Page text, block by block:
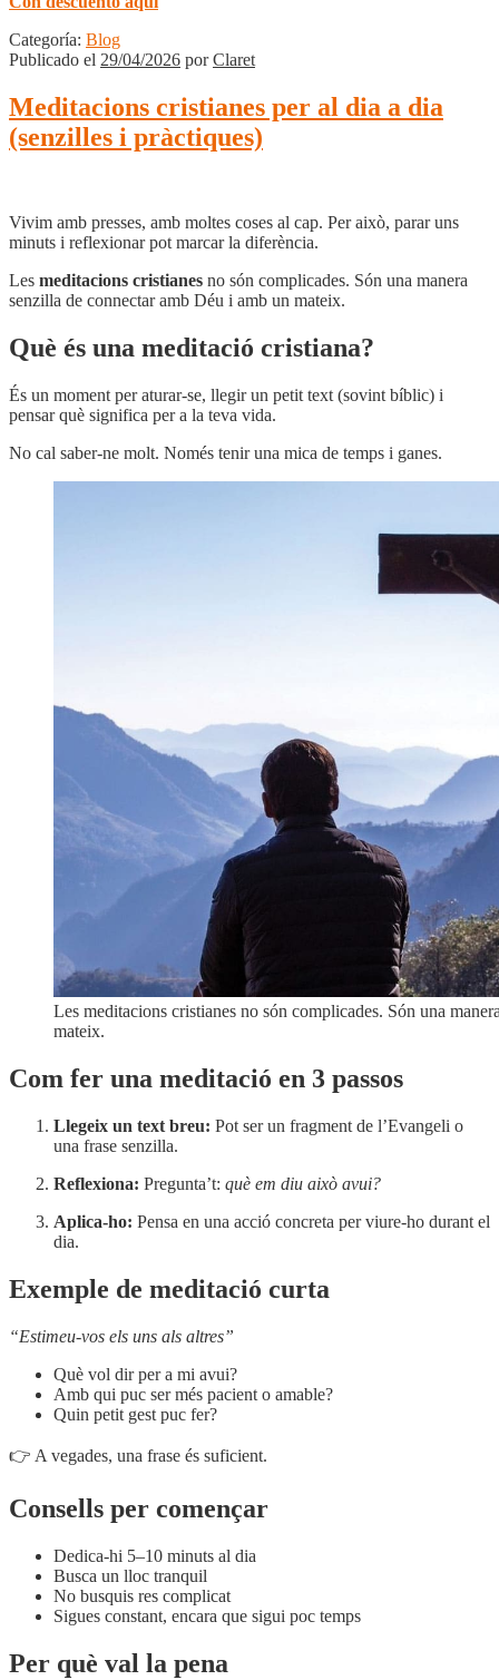
Categoría: Blog
Publicado el 29/04/2026 porClaret
Meditacions cristianes per al dia a dia
(senzilles i pràctiques)
Vivim amb presses, amb moltes coses al cap. Per això, parar uns
minuts i reflexionar pot marcar la diferència.
Les meditacions cristianes no són complicades. Són una manera
senzilla de connectar amb Déu i amb un mateix.
Què és una meditació cristiana?
És un moment per aturar-se, llegir un petit text (sovint bíblic) i
pensar què significa per a la teva vida.
No cal saber-ne molt. Només tenir una mica de temps i ganes.
Les meditacions cristianes no són complicades. Són una
mateix.
Com fer una meditació en 3 passos
Llegeix un text breu: Pot ser un fragment de l’Evangeli o
una frase senzilla.
Reflexiona: Pregunta’t: què em diu això avui?
Aplica-ho: Pensa en una acció concreta per viure-ho durant el
dia.
Exemple de meditació curta
“Estimeu-vos els uns als altres”
Què vol dir per a mi avui?
Amb qui puc ser més pacient o amable?
Quin petit gest puc fer?
👉 A vegades, una frase és suficient.
Consells per començar
Dedica-hi 5–10 minuts al dia
Busca un lloc tranquil
No busquis res complicat
Sigues constant, encara que sigui poc temps
Per què val la pena